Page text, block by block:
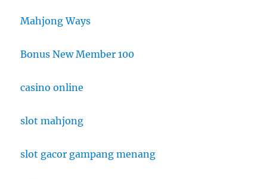
Mahjong Ways
Bonus New Member 100
casino online
slot mahjong
slot gacor gampang menang